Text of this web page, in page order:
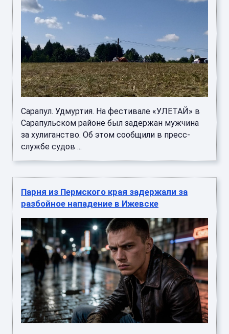
Сарапул. Удмуртия. На фестивале «УЛЕТАЙ» в
Сарапульском районе был задержан мужчина
за хулиганство. Об этом сообщили в пресс-
службе судов ...
Парня из Пермского края задержали за
разбойное нападение в Ижевске